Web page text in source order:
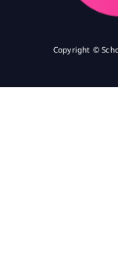
Copyright ©